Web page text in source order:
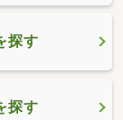
探す
探す